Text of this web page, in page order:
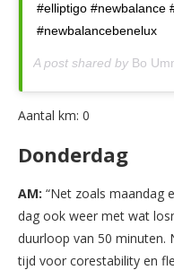
#elliptigo #newbalance
#newbalancebenelux
A post shared by Bo
Aantal km: 0
Donderdag
AM: “Net zoals maandag
dag ook weer met wat
duurloop van 50 minuten.
tijd voor corestability en